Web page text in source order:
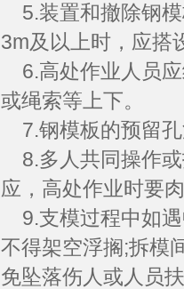
5.装置和撤除钢模
3m及以上时，应搭
6.高处作业人员应
或绳索等上下。
7.钢模板的预留孔
8.多人共同操作或
应，高处作业时要
9.支模过程中如遇
不得架空浮搁;拆模
免坠落伤人或人员